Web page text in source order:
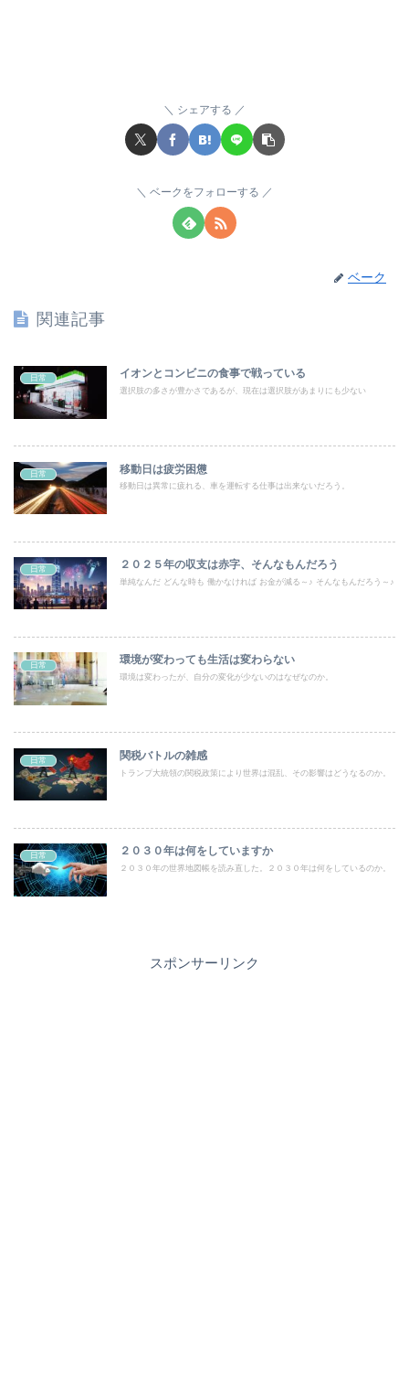
シェアする
ベークをフォローする
ベーク
関連記事
日常 イオンとコンビニの食事で戦っている
選択肢の多さが豊かさであるが、現在は選択肢があまりにも少ない
日常 移動日は疲労困憊
移動日は異常に疲れる、車を運転する仕事は出来ないだろう。
日常 ２０２５年の収支は赤字、そんなもんだろう
単純なんだ どんな時も 働かなければ お金が減る～♪ そんなもんだろう～♪
日常 環境が変わっても生活は変わらない
環境は変わったが、自分の変化が少ないのはなぜなのか。
日常 関税バトルの雑感
トランプ大統領の関税政策により世界は混乱、その影響はどうなるのか。
日常 ２０３０年は何をしていますか
２０３０年の世界地図帳を読み直した。２０３０年は何をしているのか。
スポンサーリンク